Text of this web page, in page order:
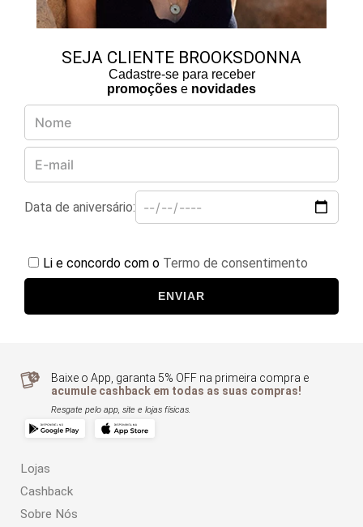
SEJA CLIENTE BROOKSDONNA
Cadastre-se para receber
promoções e novidades
Data de aniversário:
Li e concordo com o Termo de consentimento
ENVIAR
Baixe o App, garanta 5% OFF na primeira compra e
acumule cashback em todas as suas compras!
Resgate pelo app, site e lojas físicas.
Lojas
Cashback
Sobre Nós